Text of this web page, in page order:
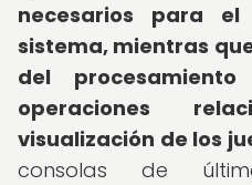
necesarios para el
sistema, mientras
del
operaciones
visualización de los
consolas de